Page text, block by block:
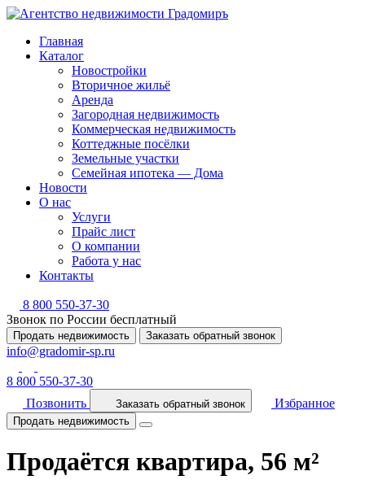
Главная
Каталог
Новостройки
Вторичное жильё
Аренда
Загородная недвижимость
Коммерческая недвижимость
Коттеджные посёлки
Земельные участки
Семейная ипотека — Дома
Новости
О нас
Услуги
Прайс лист
О компании
Работа у нас
Контакты
8 800 550-37-30
Звонок по России бесплатный
Продать недвижимость Заказать обратный звонок
info@gradomir-sp.ru
8 800 550-37-30
Позвонить
Заказать обратный звонок Избранное
Продать недвижимость
Продаётся квартира, 56 м²